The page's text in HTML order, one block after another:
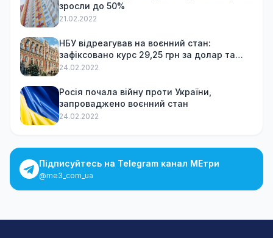
зросли до 50%
21.02.2022
НБУ відреагував на воєнний стан:
зафіксовано курс 29,25 грн за долар та
обмежив зняття готівки
24.02.2022
Росія почала війну проти України,
запроваджено воєнний стан
24.02.2022
Підписуйтесь на Telegram канал МЕтри
@me3_com_ua